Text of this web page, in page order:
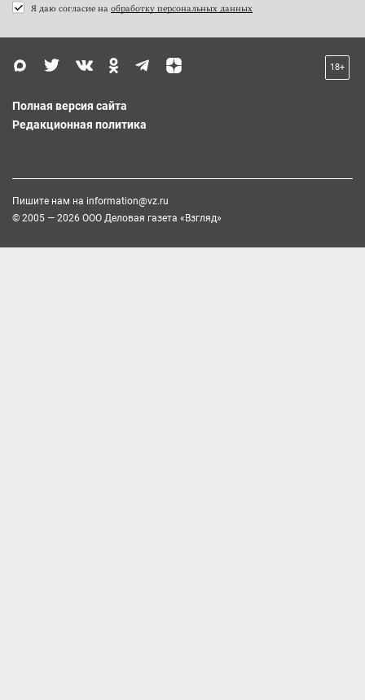
Я даю согласие на обработку персональных данных
18+
Полная версия сайта
Редакционная политика
Пишите нам на information@vz.ru
© 2005 — 2026 ООО Деловая газета «Взгляд»